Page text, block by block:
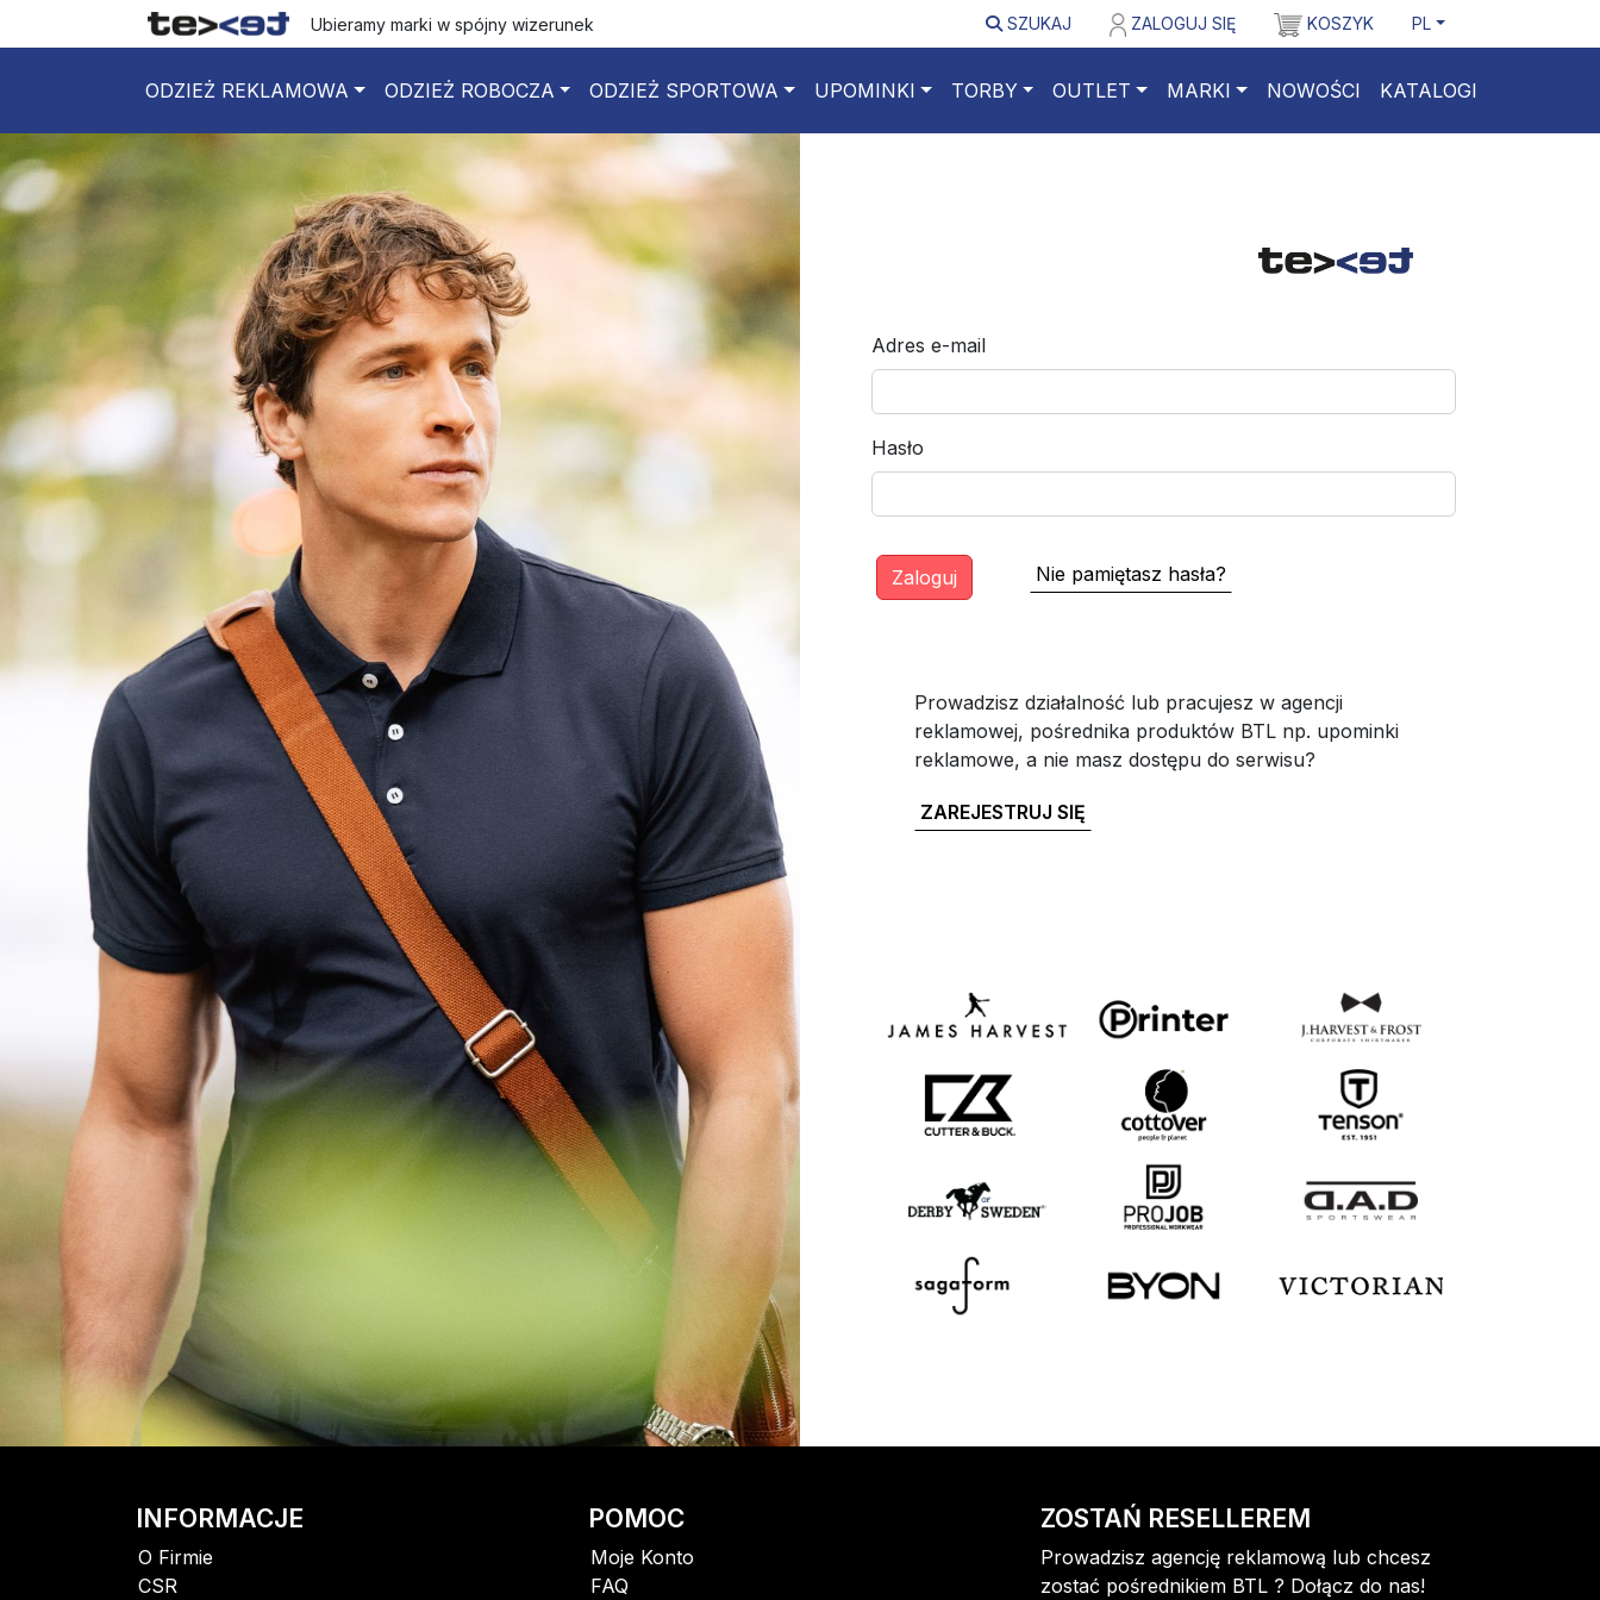
Ubieramy marki w spójny wizerunek SZUKAJ ZALOGUJ SIĘ KOSZYK PL
ODZIEŻ REKLAMOWA ODZIEŻ ROBOCZA ODZIEŻ SPORTOWA UPOMINKI TORBY OUTLET MARKI NOWOŚCI KATALOGI
Adres e-mail
Hasło
Nie pamiętasz hasła?
Prowadzisz działalność lub pracujesz w agencji
reklamowej, pośrednika produktów BTL np. upominki
reklamowe, a nie masz dostępu do serwisu?
ZAREJESTRUJ SIĘ
INFORMACJE
O Firmie
CSR
POMOC
Moje Konto
FAQ
ZOSTAŃ RESELLEREM
Prowadzisz agencję reklamową lub chcesz
zostać pośrednikiem BTL ? Dołącz do nas!